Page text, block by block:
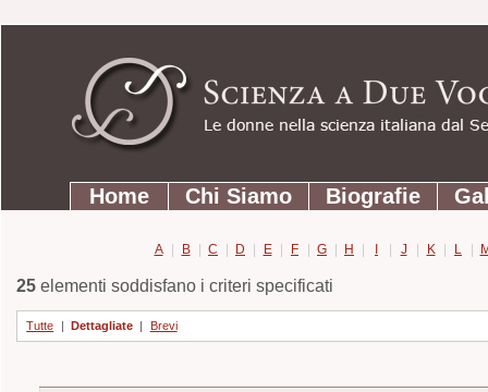
contenuti.
Strumenti
personali
SezioniHome Chi Siamo Biografie
A | B | C | D | E | F | G | H | I | J | K | L |
25elementi soddisfano i criteri specificati
Tutte | Dettagliate | Brevi